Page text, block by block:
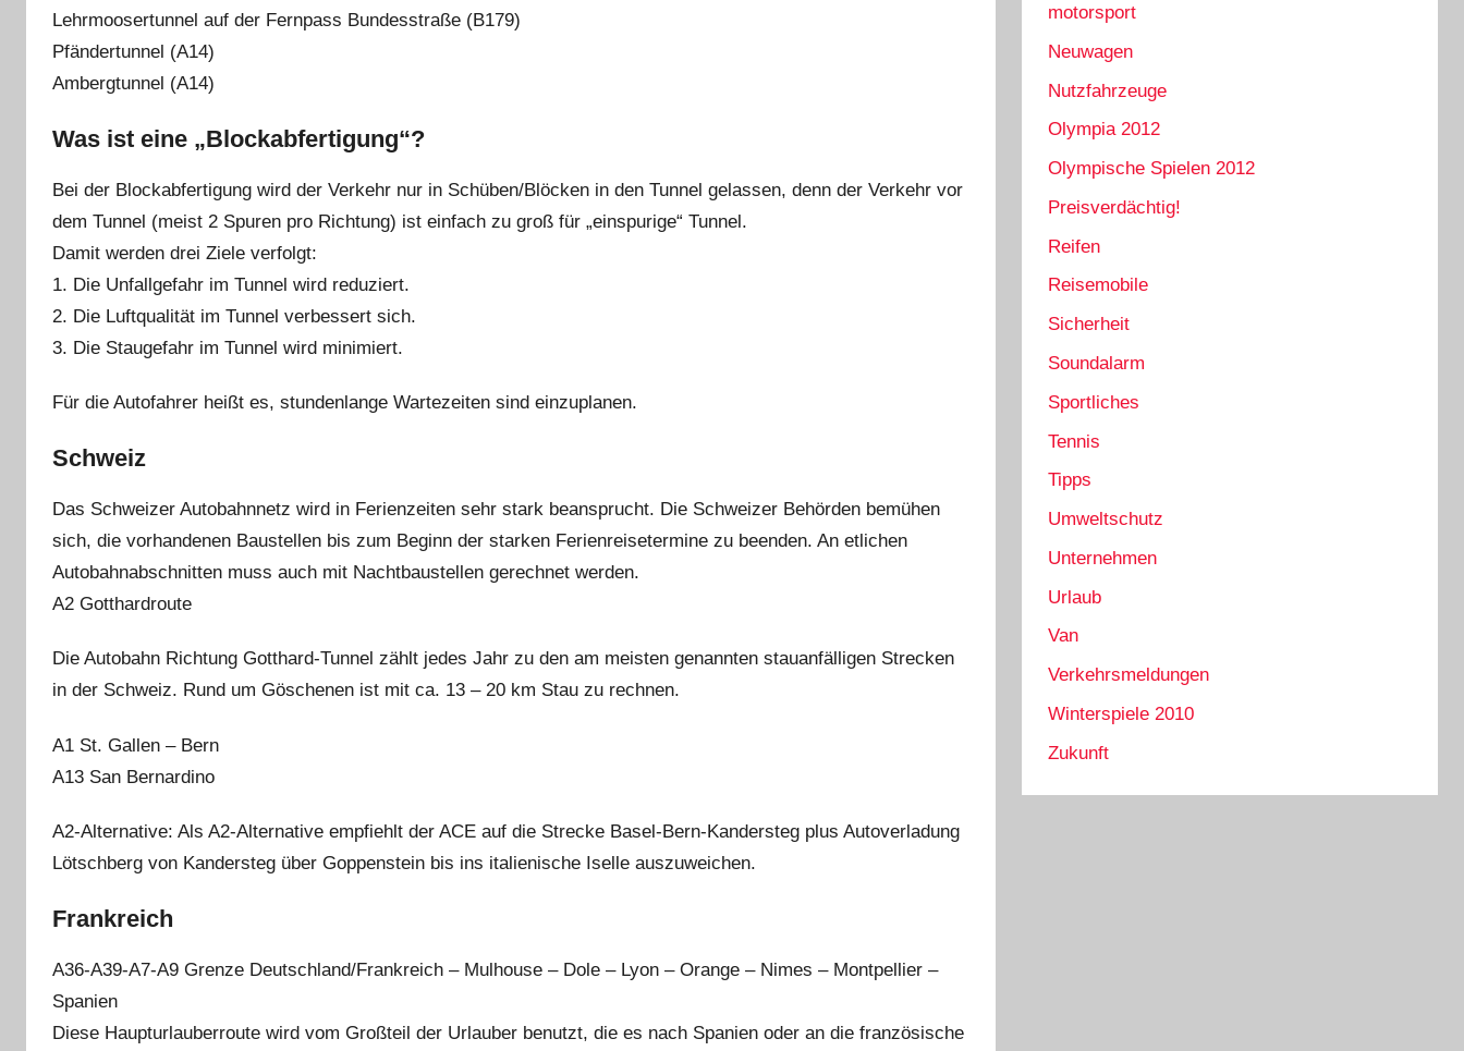
Lehrmoosertunnel auf der Fernpass Bundesstraße (B179)
Pfändertunnel (A14)
Ambergtunnel (A14)
Was ist eine „Blockabfertigung“?
Bei der Blockabfertigung wird der Verkehr nur in Schüben/Blöcken in den Tunnel gelassen, denn der Verkehr vor
dem Tunnel (meist 2 Spuren pro Richtung) ist einfach zu groß für „einspurige“ Tunnel.
Damit werden drei Ziele verfolgt:
1. Die Unfallgefahr im Tunnel wird reduziert.
2. Die Luftqualität im Tunnel verbessert sich.
3. Die Staugefahr im Tunnel wird minimiert.
Für die Autofahrer heißt es, stundenlange Wartezeiten sind einzuplanen.
Schweiz
Das Schweizer Autobahnnetz wird in Ferienzeiten sehr stark beansprucht. Die Schweizer Behörden bemühen
sich, die vorhandenen Baustellen bis zum Beginn der starken Ferienreisetermine zu beenden. An etlichen
Autobahnabschnitten muss auch mit Nachtbaustellen gerechnet werden.
A2 Gotthardroute
Die Autobahn Richtung Gotthard-Tunnel zählt jedes Jahr zu den am meisten genannten stauanfälligen Strecken
in der Schweiz. Rund um Göschenen ist mit ca. 13 – 20 km Stau zu rechnen.
A1 St. Gallen – Bern
A13 San Bernardino
A2-Alternative: Als A2-Alternative empfiehlt der ACE auf die Strecke Basel-Bern-Kandersteg plus Autoverladung
Lötschberg von Kandersteg über Goppenstein bis ins italienische Iselle auszuweichen.
Frankreich
A36-A39-A7-A9 Grenze Deutschland/Frankreich – Mulhouse – Dole – Lyon – Orange – Nimes – Montpellier –
Spanien
Diese Haupturlauberroute wird vom Großteil der Urlauber benutzt, die es nach Spanien oder an die französische
motorsport
Neuwagen
Nutzfahrzeuge
Olympia 2012
Olympische Spielen 2012
Preisverdächtig!
Reifen
Reisemobile
Sicherheit
Soundalarm
Sportliches
Tennis
Tipps
Umweltschutz
Unternehmen
Urlaub
Van
Verkehrsmeldungen
Winterspiele 2010
Zukunft